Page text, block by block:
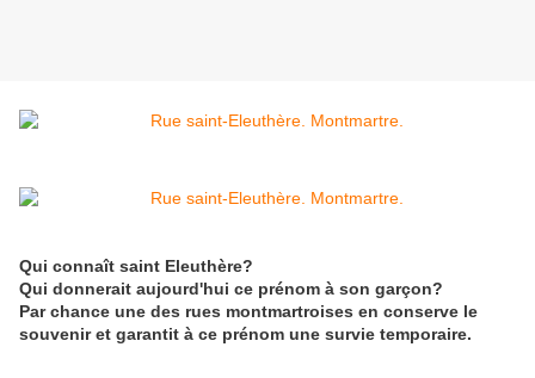
Qui connaît saint Eleuthère?
Qui donnerait aujourd'hui ce prénom à son garçon?
Par chance une des rues montmartroises en conserve le
souvenir et garantit à ce prénom une survie temporaire.